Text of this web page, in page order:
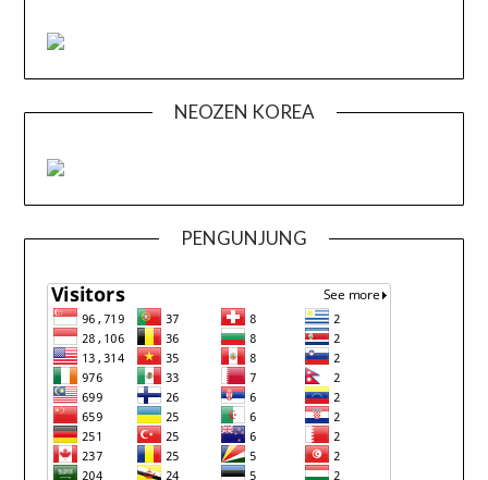
NEOZEN KOREA
PENGUNJUNG